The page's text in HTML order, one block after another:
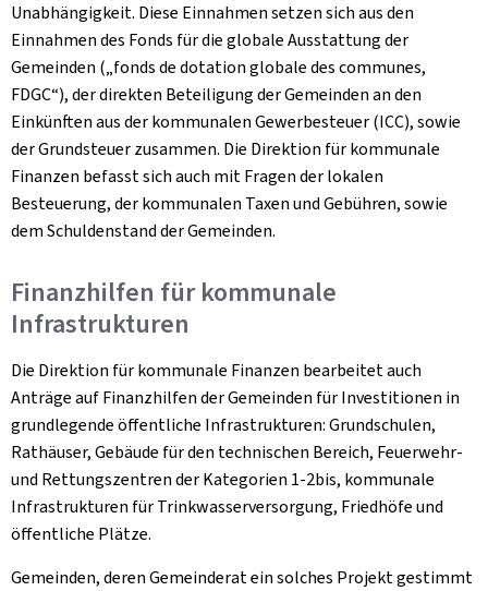
Unabhängigkeit. Diese Einnahmen setzen sich aus den
Einnahmen des Fonds für die globale Ausstattung der
Gemeinden („fonds de dotation globale des communes,
FDGC“), der direkten Beteiligung der Gemeinden an den
Einkünften aus der kommunalen Gewerbesteuer (ICC), sowie
der Grundsteuer zusammen. Die Direktion für kommunale
Finanzen befasst sich auch mit Fragen der lokalen
Besteuerung, der kommunalen Taxen und Gebühren, sowie
dem Schuldenstand der Gemeinden.
Finanzhilfen für kommunale
Infrastrukturen
Die Direktion für kommunale Finanzen bearbeitet auch
Anträge auf Finanzhilfen der Gemeinden für Investitionen in
grundlegende öffentliche Infrastrukturen: Grundschulen,
Rathäuser, Gebäude für den technischen Bereich, Feuerwehr-
und Rettungszentren der Kategorien 1-2bis, kommunale
Infrastrukturen für Trinkwasserversorgung, Friedhöfe und
öffentliche Plätze.
Gemeinden, deren Gemeinderat ein solches Projekt gestimmt